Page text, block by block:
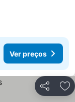
Ver preços
Partilhar